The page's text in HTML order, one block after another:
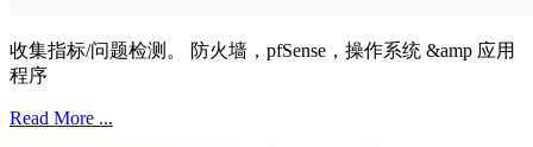
收集指标/问题检测。 防火墙，pfSense，操作系统 &amp 应用
程序
Read More ...